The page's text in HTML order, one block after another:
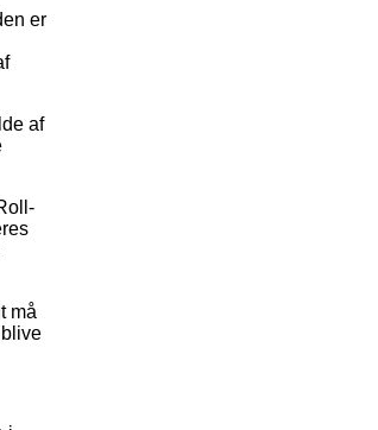
er
af
må